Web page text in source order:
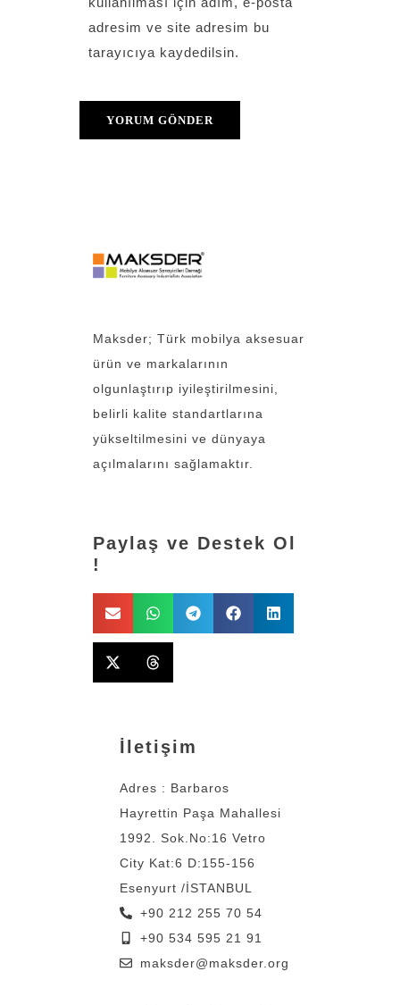
adresim ve site adresim bu
tarayıcıya kaydedilsin.
Maksder; Türk mobilya aksesuar
ürün ve markalarının
olgunlaştırıp iyileştirilmesini,
belirli kalite standartlarına
yükseltilmesini ve dünyaya
açılmalarını sağlamaktır.
Paylaş ve Destek Ol
!
İletişim
Adres : Barbaros
Hayrettin Paşa Mahallesi
1992. Sok.No:16 Vetro
City Kat:6 D:155-156
Esenyurt /İSTANBUL
+90 212 255 70 54
+90 534 595 21 91
maksder@maksder.org